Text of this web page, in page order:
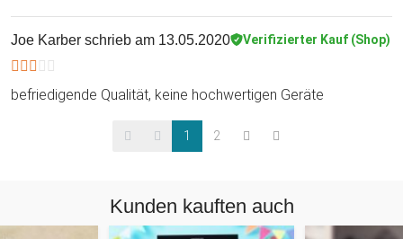
Joe Karber schrieb am 13.05.2020 Verifizierter Kauf (Shop)
befriedigende Qualität, keine hochwertigen Geräte
1 2
Kunden kauften auch